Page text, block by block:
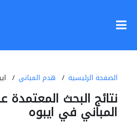
الصفحة الرئيسية هدم المباني
نتائج البحث
المباني في ايبوه